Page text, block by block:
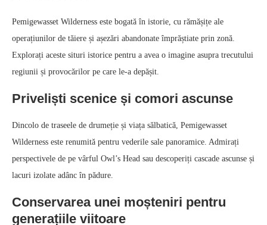
Pemigewasset Wilderness este bogată în istorie, cu rămășițe ale
operațiunilor de tăiere și așezări abandonate împrăștiate prin zonă.
Explorați aceste situri istorice pentru a avea o imagine asupra trecutului
regiunii și provocărilor pe care le-a depășit.
Priveliști scenice și comori ascunse
Dincolo de traseele de drumeție și viața sălbatică, Pemigewasset
Wilderness este renumită pentru vederile sale panoramice. Admirați
perspectivele de pe vârful Owl’s Head sau descoperiți cascade ascunse și
lacuri izolate adânc în pădure.
Conservarea unei moșteniri pentru
generațiile viitoare